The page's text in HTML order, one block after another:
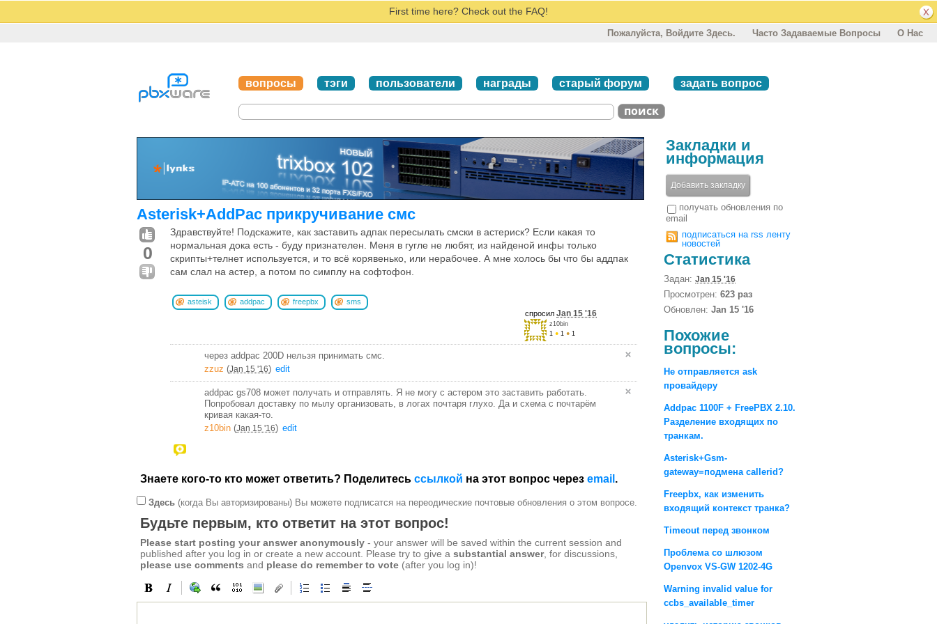
First time here? Check out the FAQ!
Пожалуйста, Войдите Здесь. Часто Задаваемые Вопросы О Нас
вопросы тэги пользователи награды старый форум задать вопрос
Asterisk+AddPac прикручивание смс
0
Здравствуйте! Подскажите, как заставить адпак пересылать смски в астериск? Если какая то
нормальная дока есть - буду признателен. Меня в гугле не любят, из найденой инфы только
скрипты+телнет используется, и то всё корявенько, или нерабочее. А мне холось бы что бы аддпак
сам слал на астер, а потом по симплу на софтофон.
asteisk addpac freepbx
sms
спросил Jan 15 '16
z10bin
1 ● 1 ● 1
через addpac 200D нельзя принимать смс.
zzuz (Jan 15 '16) edit
addpac gs708 может получать и отправлять. Я не могу с астером это заставить работать.
Попробовал доставку по мылу организовать, в логах почтаря глухо. Да и схема с почтарём
кривая какая-то.
z10bin (Jan 15 '16) edit
Знаете кого-то кто может ответить? Поделитесь ссылкой на этот вопрос через email .
Здесь (когда Вы авторизированы) Вы можете подписатся на переодические почтовые обновления о этом вопросе.
Будьте первым, кто ответит на этот вопрос!
Please start posting your answer anonymously - your answer will be saved within the current session and
published after you log in or create a new account. Please try to give a substantial answer, for discussions,
please use comments and please do remember to vote (after you log in)!
Закладки и
информация
Добавить закладку
получать обновления по
email
подписаться на rss ленту
новостей
Статистика
Задан: Jan 15 '16
Просмотрен: 623 раз
Обновлен: Jan 15 '16
Похожие
вопросы:
Не отправляется ask
провайдеру
Addpac 1100F + FreePBX 2.10.
Разделение входящих по
транкам.
Asterisk+Gsm-
gateway=подмена callerid?
Freepbx, как изменить
входящий контекст транка?
Timeout перед звонком
Проблема со шлюзом
Openvox VS-GW 1202-4G
Warning invalid value for
ccbs_available_timer